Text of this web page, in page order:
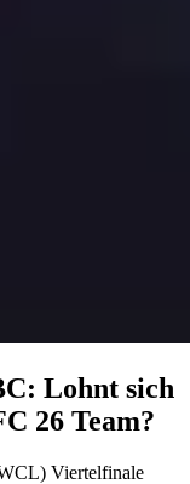
Lohnt sich
26 Team?
Viertelfinale